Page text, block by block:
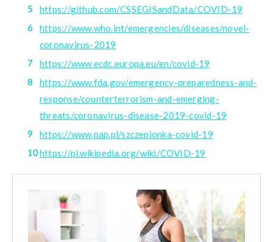
https://github.com/CSSEGISandData/COVID-19
https://www.who.int/emergencies/diseases/novel-
coronavirus-2019
https://www.ecdc.europa.eu/en/covid-19
https://www.fda.gov/emergency-preparedness-and-
response/counterterrorism-and-emerging-
threats/coronavirus-disease-2019-covid-19
https://www.pap.pl/szczepionka-covid-19
https://pl.wikipedia.org/wiki/COVID-19